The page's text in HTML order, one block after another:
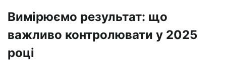
Вимірюємо результат: що
важливо контролювати у 2025
році